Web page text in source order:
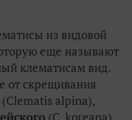
из видовой
еще называют
клематисам вид.
от скрещивания
(Clematis alpina),